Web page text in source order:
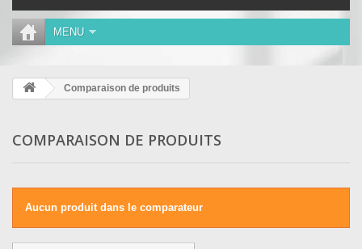
MENU
Comparaison de produits
COMPARAISON DE PRODUITS
Aucun produit dans le comparateur